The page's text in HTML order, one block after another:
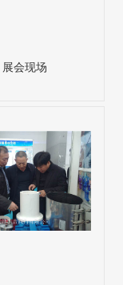
展会现场